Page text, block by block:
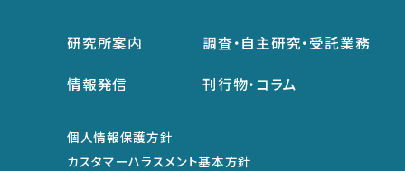
研究所案内
情報発信
調査・自主研究・受託業務
刊行物・コラム
個人情報保護方針
カスタマーハラスメント基本方針